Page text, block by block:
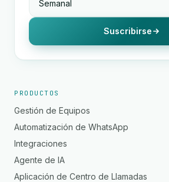
Suscribirse
PRODUCTOS
Gestión de Equipos
Automatización de WhatsApp
Integraciones
Agente de IA
Aplicación de Centro de Llamadas